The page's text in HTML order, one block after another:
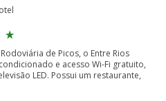
de Picos, o Entre Rios
e acesso Wi-Fi gratuito,
LED. Possui um restaurante,